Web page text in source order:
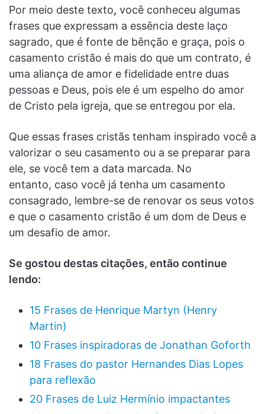
Por meio deste texto, você conheceu algumas
frases que expressam a essência deste laço
sagrado, que é fonte de bênção e graça, pois o
casamento cristão é mais do que um contrato, é
uma aliança de amor e fidelidade entre duas
pessoas e Deus, pois ele é um espelho do amor
de Cristo pela igreja, que se entregou por ela.
Que essas frases cristãs tenham inspirado você a
valorizar o seu casamento ou a se preparar para
ele, se você tem a data marcada. No
entanto, caso você já tenha um casamento
consagrado, lembre-se de renovar os seus votos
e que o casamento cristão é um dom de Deus e
um desafio de amor.
Se gostou destas citações, então continue
lendo:
15 Frases de Henrique Martyn (Henry
Martin)
10 Frases inspiradoras de Jonathan Goforth
18 Frases do pastor Hernandes Dias Lopes
para reflexão
20 Frases de Luiz Hermínio impactantes